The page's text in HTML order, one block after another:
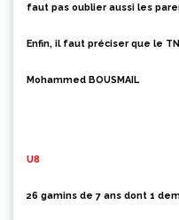
faut pas oublier aussi les
Enfin, il faut préciser que le
Mohammed BOUSMAIL
U8
26 gamins de 7 ans dont 1